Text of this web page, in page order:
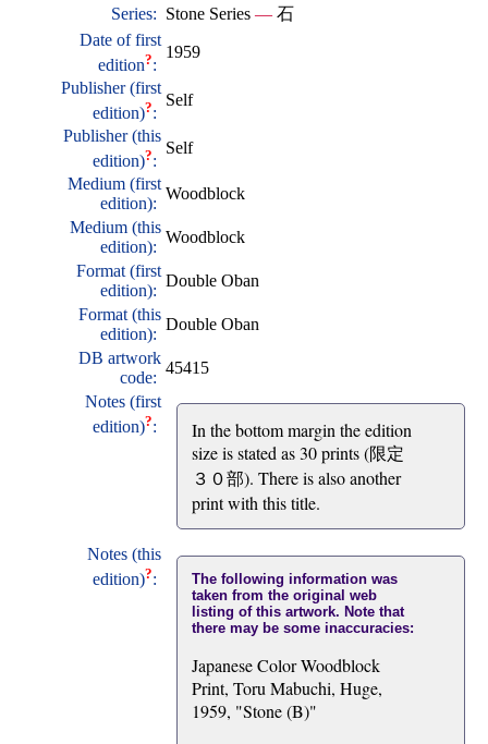
Series: Stone Series — 石
Date of first
edition?:
1959
Publisher (first
edition)?:
Self
Publisher (this
edition)?:
Self
Medium (first
edition):
Woodblock
Medium (this
edition):
Woodblock
Format (first
edition):
Double Oban
Format (this
edition):
Double Oban
DB artwork
code:
45415
Notes (first
edition)?:
In the bottom margin the edition
size is stated as 30 prints (限定
３０部). There is also another
print with this title.
Notes (this
edition)?:
The following information was
taken from the original web
listing of this artwork. Note that
there may be some inaccuracies:
Japanese Color Woodblock
Print, Toru Mabuchi, Huge,
1959, "Stone (B)"